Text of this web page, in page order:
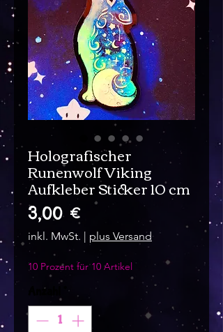
Holografischer
Runenwolf Viking
Aufkleber Sticker 10 cm
3,00 €Preis
inkl. MwSt. | plus Versand
10 Prozent für 10 Artikel
Anzahl